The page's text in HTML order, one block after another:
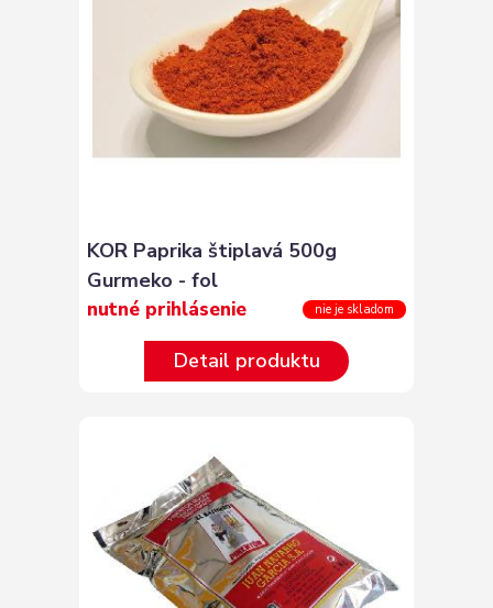
KOR Paprika štiplavá 500g
Gurmeko - fol
nutné prihlásenie nie je skladom
Detail produktu